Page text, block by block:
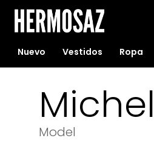
Nuevo Vestidos Ropa
Model